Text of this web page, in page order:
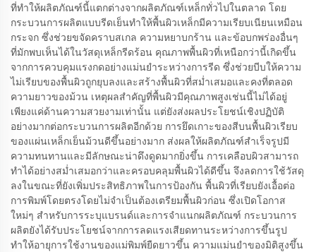
ที่ทำให้ผลิตภัณฑ์นี้แตกต่างจากผลิตภัณฑ์เหล็กทั่วไปในตลาด โดย
กระบวนการผลิตแบบรีดเย็นทำให้พื้นผิวเหล็กมีความเรียบเนียนเหมือน
กระจก ซึ่งช่วยขจัดคราบสเกล ความหยาบกร้าน และข้อบกพร่องอื่นๆ
ที่มักพบเห็นได้ในวัสดุเหล็กรีดร้อน คุณภาพพื้นผิวที่เหนือกว่านี้เกิดขึ้น
จากการควบคุมแรงกดอย่างแม่นยำระหว่างการรีด ซึ่งช่วยบีบให้ความ
ไม่เรียบของพื้นผิวถูกยุบลงและสร้างพื้นผิวที่สม่ำเสมอและคงที่ตลอด
ความยาวของม้วน เหตุผลสำคัญที่พื้นผิวมีคุณภาพสูงเช่นนี้ไม่ได้อยู่
เพียงแค่ด้านความสวยงามเท่านั้น แต่ยังส่งผลประโยชน์เชิงปฏิบัติ
อย่างมากต่อกระบวนการผลิตอีกด้วย การยึดเกาะของสีบนพื้นผิวเรียบ
ของแผ่นเหล็กเย็นม้วนดีขึ้นอย่างมาก ส่งผลให้ผลิตภัณฑ์สำเร็จรูปมี
ความทนทานและมีลักษณะน่าดึงดูดมากยิ่งขึ้น การเคลือบผิวสามารถ
ทำได้อย่างสม่ำเสมอกว่าและครอบคลุมพื้นผิวได้ดีขึ้น จึงลดการใช้วัสดุ
ลงในขณะที่ยังเพิ่มประสิทธิภาพในการป้องกัน พื้นผิวที่เรียบยังเอื้อต่อ
การพิมพ์โดยตรงโดยไม่จำเป็นต้องเตรียมพื้นผิวก่อน ซึ่งเปิดโอกาส
ใหม่ๆ สำหรับการระบุแบรนด์และการจำแนกผลิตภัณฑ์ กระบวนการ
ผลิตยังได้รับประโยชน์จากการลดแรงเสียดทานระหว่างการขึ้นรูป
ทำให้อายุการใช้งานของแม่พิมพ์ยืดยาวขึ้น ความแม่นยำของมิติสูงขึ้น